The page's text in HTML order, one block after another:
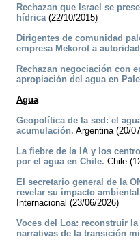
Rechazan que Israel se
hídrica(22/10/2015)
Dirigentes de comunidad
empresa Mekorot a
Rechazan negociación con
apropiación del agua en
Agua
Geopolítica de la sed: el
acumulación. Argentina (20/
La fiebre de la IA y los
por el agua en Chile. Chile
El secretario general de la
revelar su impacto
Internacional (23/06/2026)
Voces del Loa: reconstruir
narrativas de la transición